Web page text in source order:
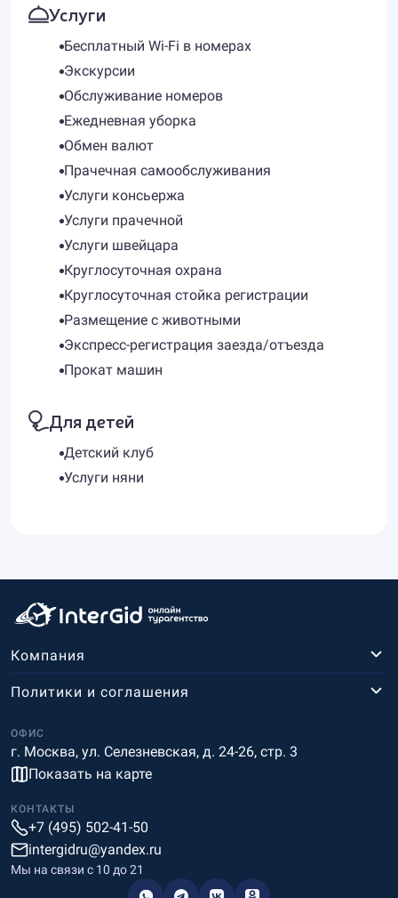
Услуги
Бесплатный Wi-Fi в номерах
Экскурсии
Обслуживание номеров
Ежедневная уборка
Обмен валют
Прачечная самообслуживания
Услуги консьержа
Услуги прачечной
Услуги швейцара
Круглосуточная охрана
Круглосуточная стойка регистрации
Размещение с животными
Экспресс-регистрация заезда/отъезда
Прокат машин
Для детей
Детский клуб
Услуги няни
Компания
ОФИС
г. Москва, ул. Селезневская, д. 24-26, стр. 3
Показать на карте
Политики и соглашения
КОНТАКТЫ
+7 (495) 502-41-50
intergidru@yandex.ru
Мы на связи c 10 до 21